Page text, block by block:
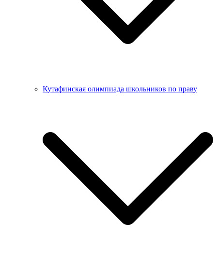
Кутафинская олимпиада школьников по праву